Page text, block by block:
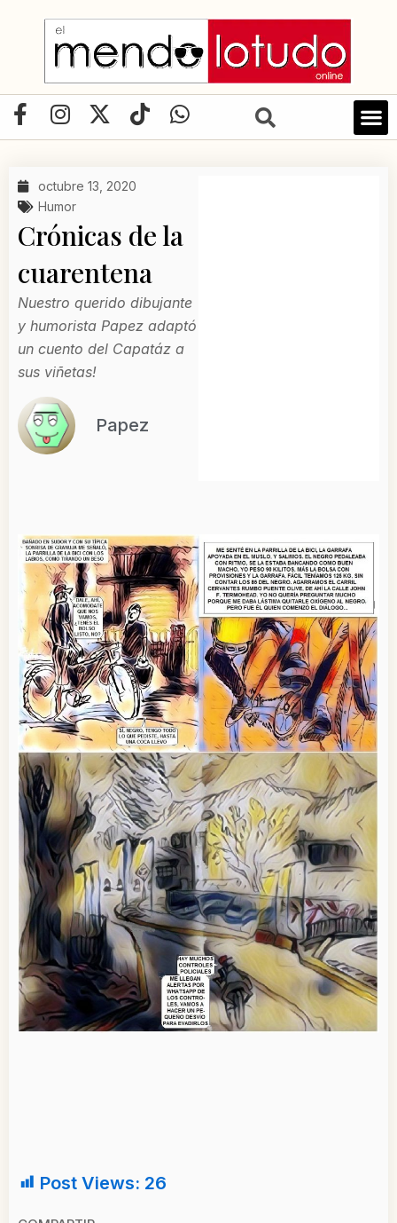
contenido
F
a
e
b
o
o
k
-
f
I
n
t
a
r
a
m
X
-
w
i
t
e
r
T
i
k
W
h
p
octubre 13, 2020
Humor
Crónicas de la
cuarentena
Nuestro querido dibujante
y humorista Papez adaptó
un cuento del Capatáz a
sus viñetas!
Papez
Post Views: 26